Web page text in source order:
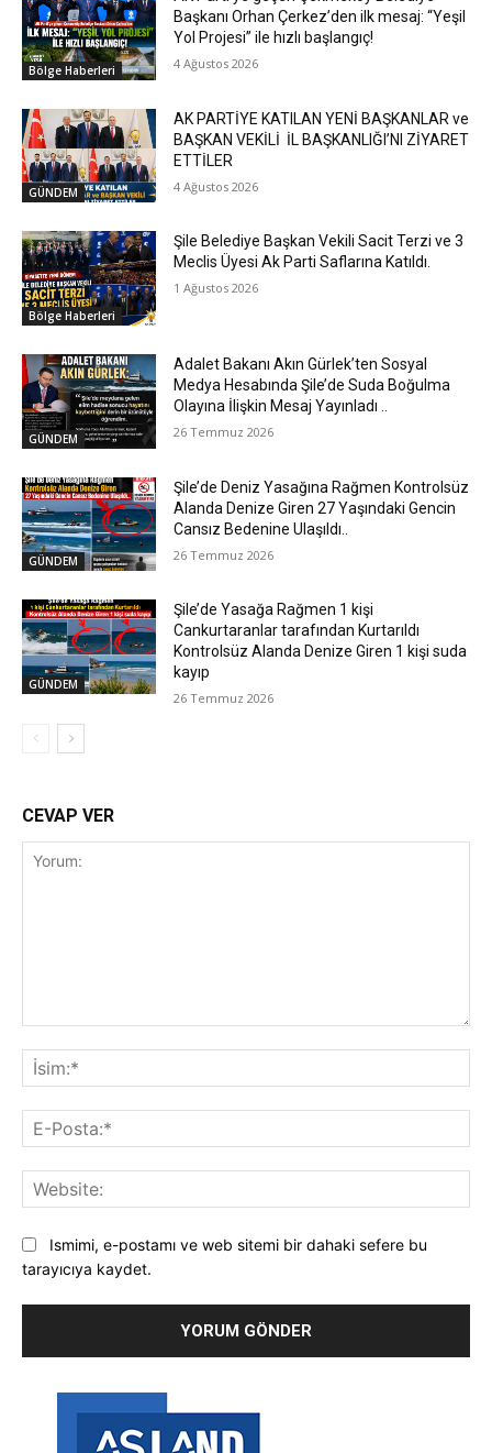
Bölge Haberleri
Başkanı Orhan Çerkez’den ilk mesaj: “Yeşil
Yol Projesi” ile hızlı başlangıç!
4 Ağustos 2026
GÜNDEM
AK PARTİYE KATILAN YENİ BAŞKANLAR ve
BAŞKAN VEKİLİ İL BAŞKANLIĞI’NI ZİYARET
ETTİLER
4 Ağustos 2026
Bölge Haberleri
Şile Belediye Başkan Vekili Sacit Terzi ve 3
Meclis Üyesi Ak Parti Saflarına Katıldı.
1 Ağustos 2026
GÜNDEM
Adalet Bakanı Akın Gürlek’ten Sosyal
Medya Hesabında Şile’de Suda Boğulma
Olayına İlişkin Mesaj Yayınladı ..
26 Temmuz 2026
GÜNDEM
Şile’de Deniz Yasağına Rağmen Kontrolsüz
Alanda Denize Giren 27 Yaşındaki Gencin
Cansız Bedenine Ulaşıldı..
26 Temmuz 2026
GÜNDEM
Şile’de Yasağa Rağmen 1 kişi
Cankurtaranlar tarafından Kurtarıldı
Kontrolsüz Alanda Denize Giren 1 kişi suda
kayıp
26 Temmuz 2026
CEVAP VER
Ismimi, e-postamı ve web sitemi bir dahaki sefere bu
tarayıcıya kaydet.